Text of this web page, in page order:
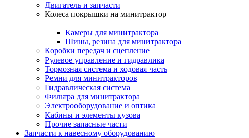
Двигатель и запчасти
Колеса покрышки на минитрактор
Камеры для минитрактора
Шины, резина для минитрактора
Коробки передач и сцепление
Рулевое управление и гидравлика
Тормозная система и ходовая часть
Ремни для минитракторов
Гидравлическая система
Фильтра для минитрактора
Электрооборудование и оптика
Кабины и элементы кузова
Прочие запасные части
Запчасти к навесному оборудованию